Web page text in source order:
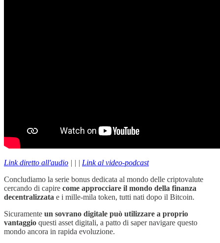
Link diretto all'audio | | | Link al video-podcast
Concludiamo la serie bonus dedicata al mondo delle criptovalute
cercando di capire come approcciare il mondo della finanza
decentralizzata e i mille-mila token, tutti nati dopo il Bitcoin.
Sicuramente un sovrano digitale può utilizzare a proprio
vantaggio questi asset digitali, a patto di saper navigare questo
mondo ancora in rapida evoluzione.